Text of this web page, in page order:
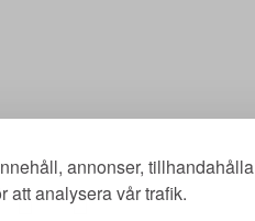
annonser, tillhandahålla
att analysera vår trafik.